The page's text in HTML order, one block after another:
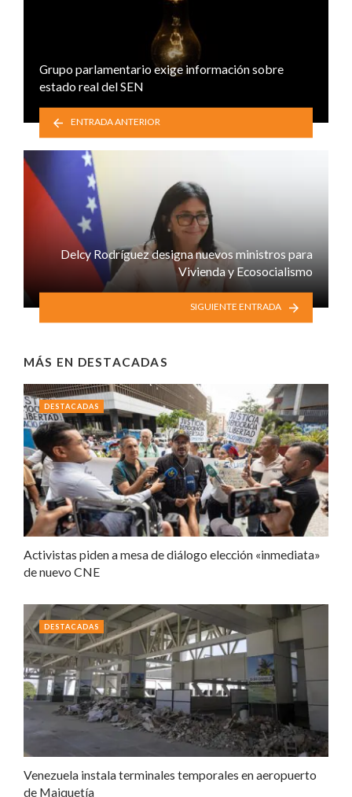
Grupo parlamentario exige información sobre
estado real del SEN
ENTRADA ANTERIOR
Delcy Rodríguez designa nuevos ministros para
Vivienda y Ecosocialismo
SIGUIENTE ENTRADA
MÁS EN DESTACADAS
Activistas piden a mesa de diálogo elección «inmediata»
de nuevo CNE
DESTACADAS
Venezuela instala terminales temporales en aeropuerto
de Maiquetía
DESTACADAS